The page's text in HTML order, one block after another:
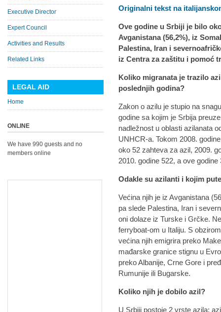
Originalni tekst na
Ove godine u Srbiji je bilo
Avganistana (56,2%), iz
Palestina, Iran i
iz Centra za zaštitu i pomoć
Koliko migranata je trazilo
poslednjih godina?
Zakon o azilu je stupio na
godine sa kojim je Srbija
nadležnost u oblasti azilanata
UNHCR-a. Tokom 2008.
oko 52 zahteva za azil, 2009.
2010. godine 522, a ove godine
Odakle su azilanti i kojim
Većina njih je iz Avganistana
pa slede Palestina, Iran i
oni dolaze iz Turske i Grčke.
ferryboat-om u Italiju. S
većina njih emigrira preko
mađarske granice stignu u
preko Albanije, Crne Gore i
Rumunije ili Bugarske.
Koliko njih je dobilo azil?
U Srbiji postoje 2 vrste azila:
Executive Director
Expert Council
Activities and Results
Related Links
LEGAL AID
Home
ONLINE
We have 990 guests and no
members online